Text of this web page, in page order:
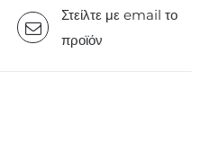
Στείλτε με email το
προϊόν